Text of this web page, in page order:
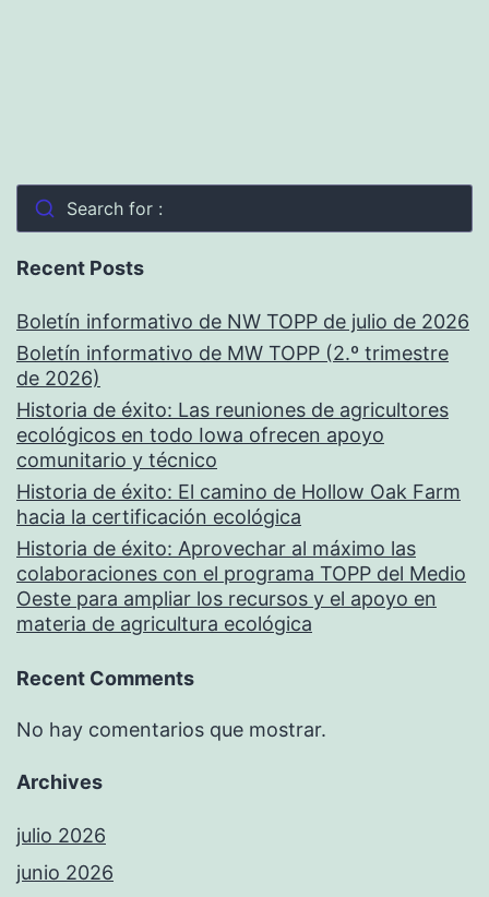
Search for :
Recent Posts
Boletín informativo de NW TOPP de julio de 2026
Boletín informativo de MW TOPP (2.º trimestre
de 2026)
Historia de éxito: Las reuniones de agricultores
ecológicos en todo Iowa ofrecen apoyo
comunitario y técnico
Historia de éxito: El camino de Hollow Oak Farm
hacia la certificación ecológica
Historia de éxito: Aprovechar al máximo las
colaboraciones con el programa TOPP del Medio
Oeste para ampliar los recursos y el apoyo en
materia de agricultura ecológica
Recent Comments
No hay comentarios que mostrar.
Archives
julio 2026
junio 2026